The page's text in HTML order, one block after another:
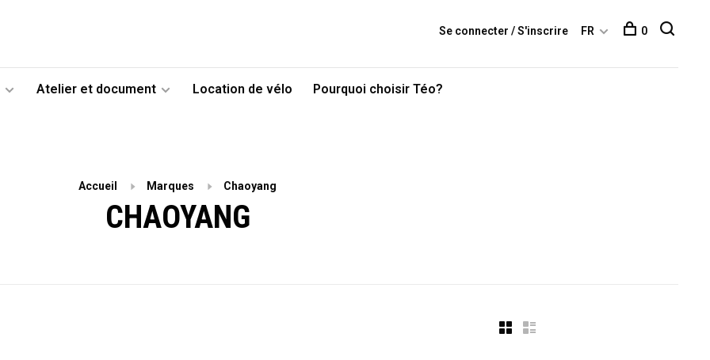
Atelier et document Location de vélo Pourquoi choisir Téo?
Se connecter / S'inscrire FR 0
Accueil Marques Chaoyang
CHAOYANG